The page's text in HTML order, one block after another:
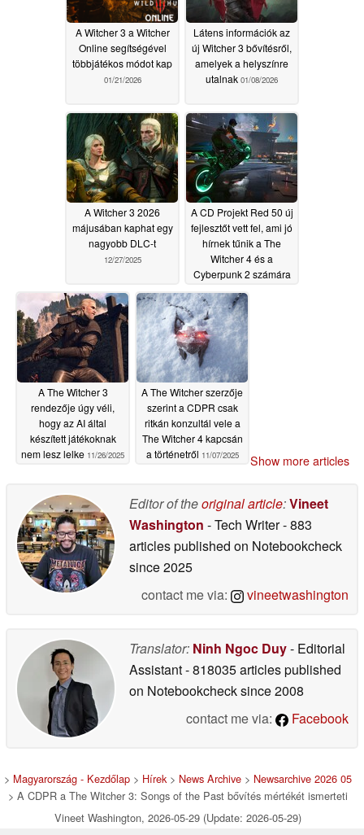
A Witcher 3 a Witcher
Online segítségével
többjátékos módot kap
01/21/2026
Látens információk az
új Witcher 3 bővítésről,
amelyek a helyszínre
utalnak 01/08/2026
A Witcher 3 2026
májusában kaphat egy
nagyobb DLC-t
12/27/2025
A CD Projekt Red 50 új
fejlesztőt vett fel, ami jó
hírnek tűnik a The
Witcher 4 és a
Cyberpunk 2 számára
11/27/2025
A The Witcher 3
rendezője úgy véli,
hogy az AI által
készített játékoknak
nem lesz lelke 11/26/2025
A The Witcher szerzője
szerint a CDPR csak
ritkán konzultál vele a
The Witcher 4 kapcsán
a történetről 11/07/2025 Show more articles
Editor of theoriginal article:Vineet
Washington - Tech Writer- 883
articles published on Notebookcheck
since 2025
contact me via:
vineetwashington
Translator: Ninh Ngoc Duy- Editorial
Assistant- 818035 articles published
on Notebookchecksince 2008
contact me via:
Facebook
> Magyarország - Kezdőlap > Hírek> News Archive > Newsarchive 2026 05
> A CDPR a The Witcher 3: Songs of the Past bővítés mértékét ismerteti
Vineet Washington, 2026-05-29 (Update: 2026-05-29)